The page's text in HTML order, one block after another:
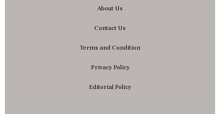
About Us
Contact Us
Terms and Condition
Privacy Policy
Editorial Policy